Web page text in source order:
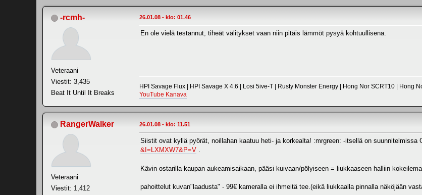
-rcmh-
Veteraani
Viestit: 3,435
Beat It Until It Breaks
26.01.08 - klo: 01.46
En ole vielä testannut, tiheät välitykset vaan niin pitäis lämmöt pysyä kohtuullisena.
HPI Savage Flux | HPI Savage X 4.6 | Losi 5ive-T | Rusty Monster Energy | Hong Nor SCRT10 | Hong
YouTube Kanava
RangerWalker
Veteraani
Viestit: 1,412
26.01.08 - klo: 11.51
Siistit ovat kyllä pyörät, noillahan kaatuu heti- ja korkealta! :mrgreen: -itsellä on suunnitelmissa
&I=LXMXW7&P=V .
Kävin ostarilla kaupan aukeamisaikaan, pääsi kuivaan/pölyiseen = liukkaaseen halliin
pahoittelut kuvan"laadusta" - 99€ kameralla ei ihmeitä tee.(eikä liukkaalla pinnalla näköjään